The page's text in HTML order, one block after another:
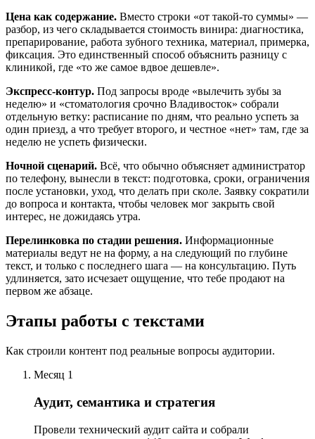
Цена как содержание. Вместо строки «от такой-то суммы» —
разбор, из чего складывается стоимость винира: диагностика,
препарирование, работа зубного техника, материал, примерка,
фиксация. Это единственный способ объяснить разницу с
клиникой, где «то же самое вдвое дешевле».
Экспресс-контур. Под запросы вроде «вылечить зубы за
неделю» и «стоматология срочно Владивосток» собрали
отдельную ветку: расписание по дням, что реально успеть за
один приезд, а что требует второго, и честное «нет» там, где за
неделю не успеть физически.
Ночной сценарий. Всё, что обычно объясняет администратор
по телефону, вынесли в текст: подготовка, сроки, ограничения
после установки, уход, что делать при сколе. Заявку сократили
до вопроса и контакта, чтобы человек мог закрыть свой
интерес, не дожидаясь утра.
Перелинковка по стадии решения. Информационные
материалы ведут не на форму, а на следующий по глубине
текст, и только с последнего шага — на консультацию. Путь
удлиняется, зато исчезает ощущение, что тебе продают на
первом же абзаце.
Этапы работы с текстами
Как строили контент под реальные вопросы аудитории.
Месяц 1
Аудит, семантика и стратегия
Провели технический аудит сайта и собрали